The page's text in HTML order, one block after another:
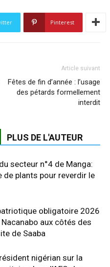
Pinterest
Article suivant
Fêtes de fin d’année : l’usage
des pétards formellement
interdit
PLUS DE L'AUTEUR
secteur n°4 de Manga:
de plants pour reverdir le
obligatoire 2026
aux côtés des
de Saaba
nigérian sur la